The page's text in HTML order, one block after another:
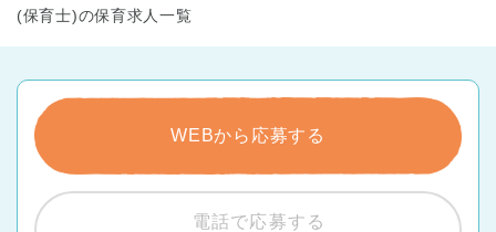
(保育士)の保育求人一覧
WEBから応募する
電話で応募する